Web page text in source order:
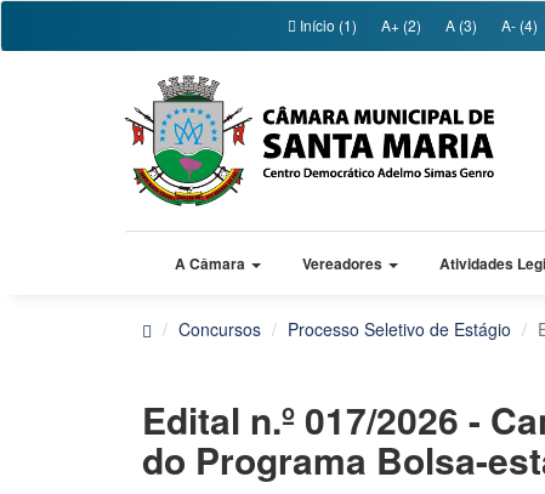
Início (1) A+ (2) A (3) A- (4)
A Câmara Vereadores Atividades
Concursos Processo Seletivo de Estágio
Edital n.º 017/2026 -
do Programa Bolsa-